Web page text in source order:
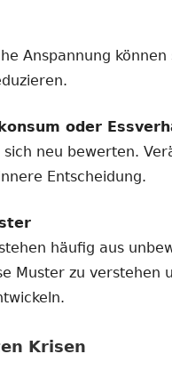
Anspannung
oder
neu bewerten.
Entscheidung.
häufig aus
Muster zu verstehen
Krisen